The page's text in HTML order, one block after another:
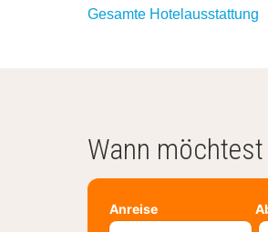
Gesamte Hotelausstattung
Wann
Anreise